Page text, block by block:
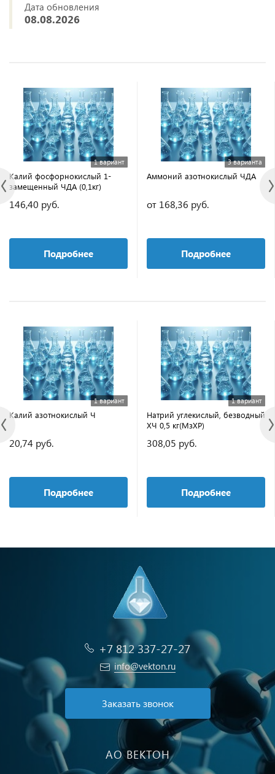
Дата обновления
08.08.2026
1 вариант
Калий фосфорнокислый 1-
замещенный ЧДА (0,1кг)
146,40 руб.
Подробнее
3 варианта
Аммоний азотнокислый ЧДА
от 168,36 руб.
Подробнее
1 вариант
Калий азотнокислый Ч
20,74 руб.
Подробнее
1 вариант
Натрий углекислый, безводный
ХЧ 0,5 кг(МзХР)
308,05 руб.
Подробнее
+7 812 337-27-27
info@vekton.ru
Заказать звонок
АО ВЕКТОН